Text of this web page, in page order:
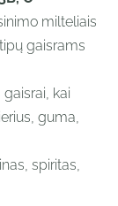
milteliais
gaisrams
kai
guma,
spiritas,